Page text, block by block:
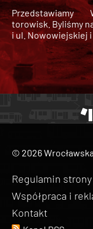
torowisk. Byliśmy
i ul. Nowowiejskiej i
© 2026
Regulamin strony
Współpraca i
Kontakt